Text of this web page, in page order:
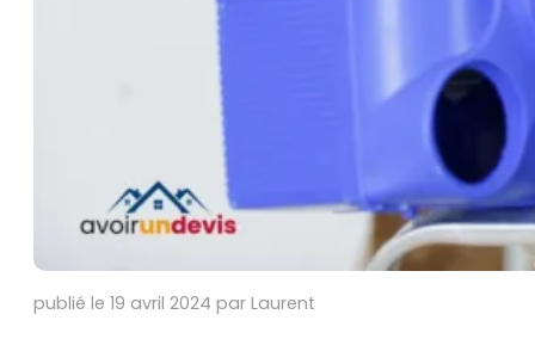
publié le 19 avril 2024 par Laurent